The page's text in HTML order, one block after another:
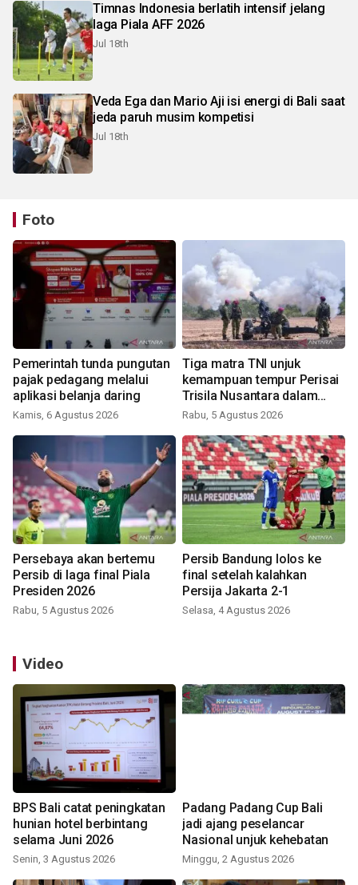
Timnas Indonesia berlatih intensif jelang
laga Piala AFF 2026
Jul 18th
Veda Ega dan Mario Aji isi energi di Bali saat
jeda paruh musim kompetisi
Jul 18th
Foto
Pemerintah tunda pungutan
pajak pedagang melalui
aplikasi belanja daring
Kamis, 6 Agustus 2026
Tiga matra TNI unjuk
kemampuan tempur Perisai
Trisila Nusantara dalam
latihan di Kepri
Rabu, 5 Agustus 2026
Persebaya akan bertemu
Persib di laga final Piala
Presiden 2026
Rabu, 5 Agustus 2026
Persib Bandung lolos ke
final setelah kalahkan
Persija Jakarta 2-1
Selasa, 4 Agustus 2026
Video
BPS Bali catat peningkatan
hunian hotel berbintang
selama Juni 2026
Senin, 3 Agustus 2026
Padang Padang Cup Bali
jadi ajang peselancar
Nasional unjuk kehebatan
Minggu, 2 Agustus 2026